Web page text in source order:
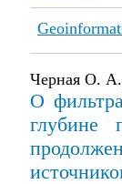
Черная О.
О
глубине